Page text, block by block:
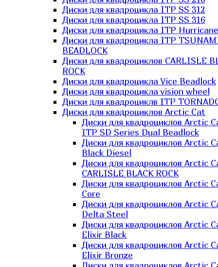
Диски для квадроцикла ITP SS 312
Диски для квадроцикла ITP SS 316
Диски для квадроцикла ITP Hurricane
Диски для квадроцикла ITP
BEADLOCK
Диски для квадроциклов CARLISLE
ROCK
Диски для квадроцикла Vice Beadlock
Диски для квадроцикла vision wheel
Диски для квадроциклв ITP
Диски для квадроциклов Arctic Cat
Диски для квадроциклов Arctic
ITP SD Series Dual Beadlock
Диски для квадроциклов Arctic
Black Diesel
Диски для квадроциклов Arctic
CARLISLE BLACK ROCK
Диски для квадроциклов Arctic
Core
Диски для квадроциклов Arctic
Delta Steel
Диски для квадроциклов Arctic
Elixir Black
Диски для квадроциклов Arctic
Elixir Bronze